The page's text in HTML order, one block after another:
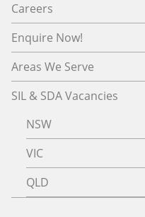
Careers
Enquire Now!
Areas We Serve
SIL & SDA Vacancies
NSW
VIC
QLD